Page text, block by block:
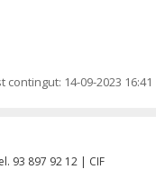
contingut: 14-09-2023 16:41
93 897 92 12 | CIF